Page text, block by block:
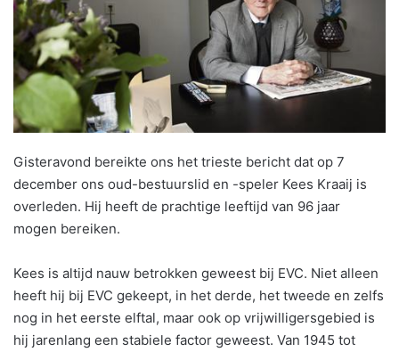
Gisteravond bereikte ons het trieste bericht dat op 7
december ons oud-bestuurslid en -speler Kees Kraaij is
overleden. Hij heeft de prachtige leeftijd van 96 jaar
mogen bereiken.
Kees is altijd nauw betrokken geweest bij EVC. Niet alleen
heeft hij bij EVC gekeept, in het derde, het tweede en zelfs
nog in het eerste elftal, maar ook op vrijwilligersgebied is
hij jarenlang een stabiele factor geweest. Van 1945 tot